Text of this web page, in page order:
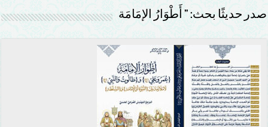
صدر حديثًا بحث: ” أَطْوَارُ الإمَامَة